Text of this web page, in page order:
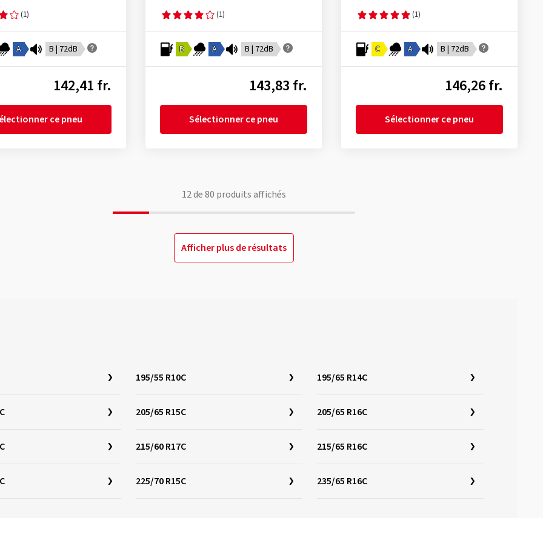
(1)
A B | 72dB
142,41 fr.
ce pneu
(1)
B A B | 72dB
143,83 fr.
Sélectionner ce pneu
(1)
C A B | 72dB
146,26 fr.
Sélectionner ce pneu
12de80 produits affichés
Afficher plus de résultats
195/55 R10C 195/65 R14C
205/65 R15C 205/65 R16C
215/60 R17C 215/65 R16C
225/70 R15C 235/65 R16C